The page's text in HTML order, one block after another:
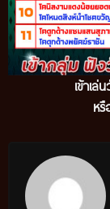
เข้าเ
หรื